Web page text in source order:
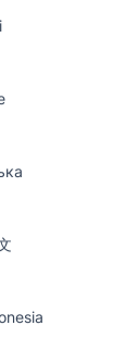
toimii
(CORS)